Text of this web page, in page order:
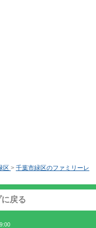
区 > 千葉市緑区のファミリーレ
戻る